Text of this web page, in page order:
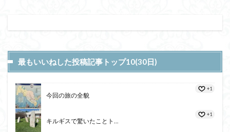
最もいいねした投稿記事トップ10(30日)
今回の旅の全貌
+1
キルギスで驚いたことト...
+1